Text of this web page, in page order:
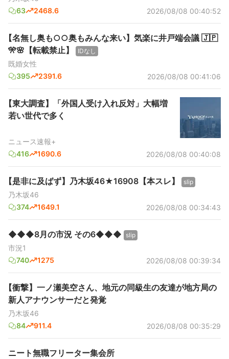
63
2468.6 2026/08/08 00:40:52
【名無し奥も○○奥もみんな来い】気楽に井戸端会議 🇯🇵
🎌🌸【転載禁止】
IDなし
既婚女性
395
2391.6 2026/08/08 00:41:06
【東大調査】「外国人受け入れ反対」大幅増
若い世代で多く
ニュース速報+
416
1690.6 2026/08/08 00:40:08
【是非に及ばず】乃木坂46★16908【本スレ】 slip
乃木坂46
374
1649.1 2026/08/08 00:34:43
◆◆◆8月の市況 その6◆◆◆ slip
市況1
740
1275 2026/08/08 00:39:34
【衝撃】一ノ瀬美空さん、地元の同級生の友達が地方局の
新人アナウンサーだと発覚
乃木坂46
84
911.4 2026/08/08 00:35:29
ニート無職フリーター集会所